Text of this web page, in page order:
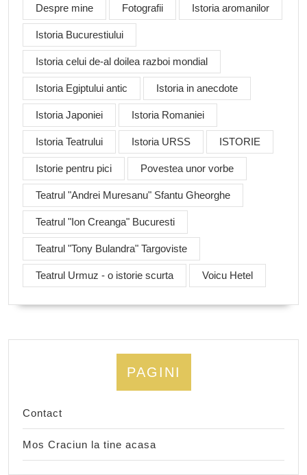
Despre mine Fotografii Istoria aromanilor
Istoria Bucurestiului
Istoria celui de-al doilea razboi mondial
Istoria Egiptului antic Istoria in anecdote
Istoria Japoniei Istoria Romaniei
Istoria Teatrului Istoria URSS ISTORIE
Istorie pentru pici Povestea unor vorbe
Teatrul "Andrei Muresanu" Sfantu Gheorghe
Teatrul "Ion Creanga" Bucuresti
Teatrul "Tony Bulandra" Targoviste
Teatrul Urmuz - o istorie scurta Voicu Hetel
PAGINI
Contact
Mos Craciun la tine acasa